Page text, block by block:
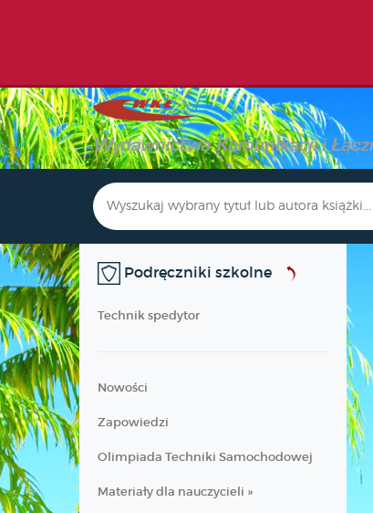
Podręczniki szkolne
Technik spedytor
Nowości
Zapowiedzi
Olimpiada Techniki Samochodowej
Materiały dla nauczycieli »